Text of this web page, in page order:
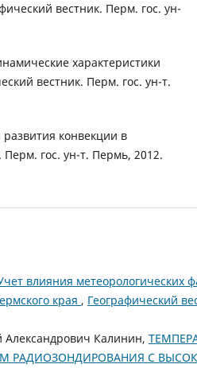
вестник. Перм. гос. ун-
характеристики
вестник. Перм. гос. ун-т.
конвекции в
гос. ун-т. Пермь, 2012.
влияния метеорологических
края , Географический
Калинин,
РАДИОЗОНДИРОВАНИЯ С